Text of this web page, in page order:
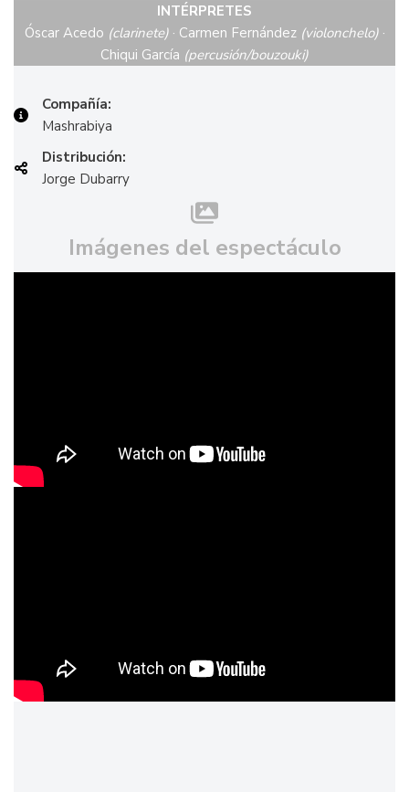
INTÉRPRETES
Óscar Acedo (clarinete)· Carmen Fernández (violonchelo)·
Chiqui García (percusión/bouzouki)
Compañía:
Mashrabiya
Distribución:
Jorge Dubarry
Imágenes del espectáculo